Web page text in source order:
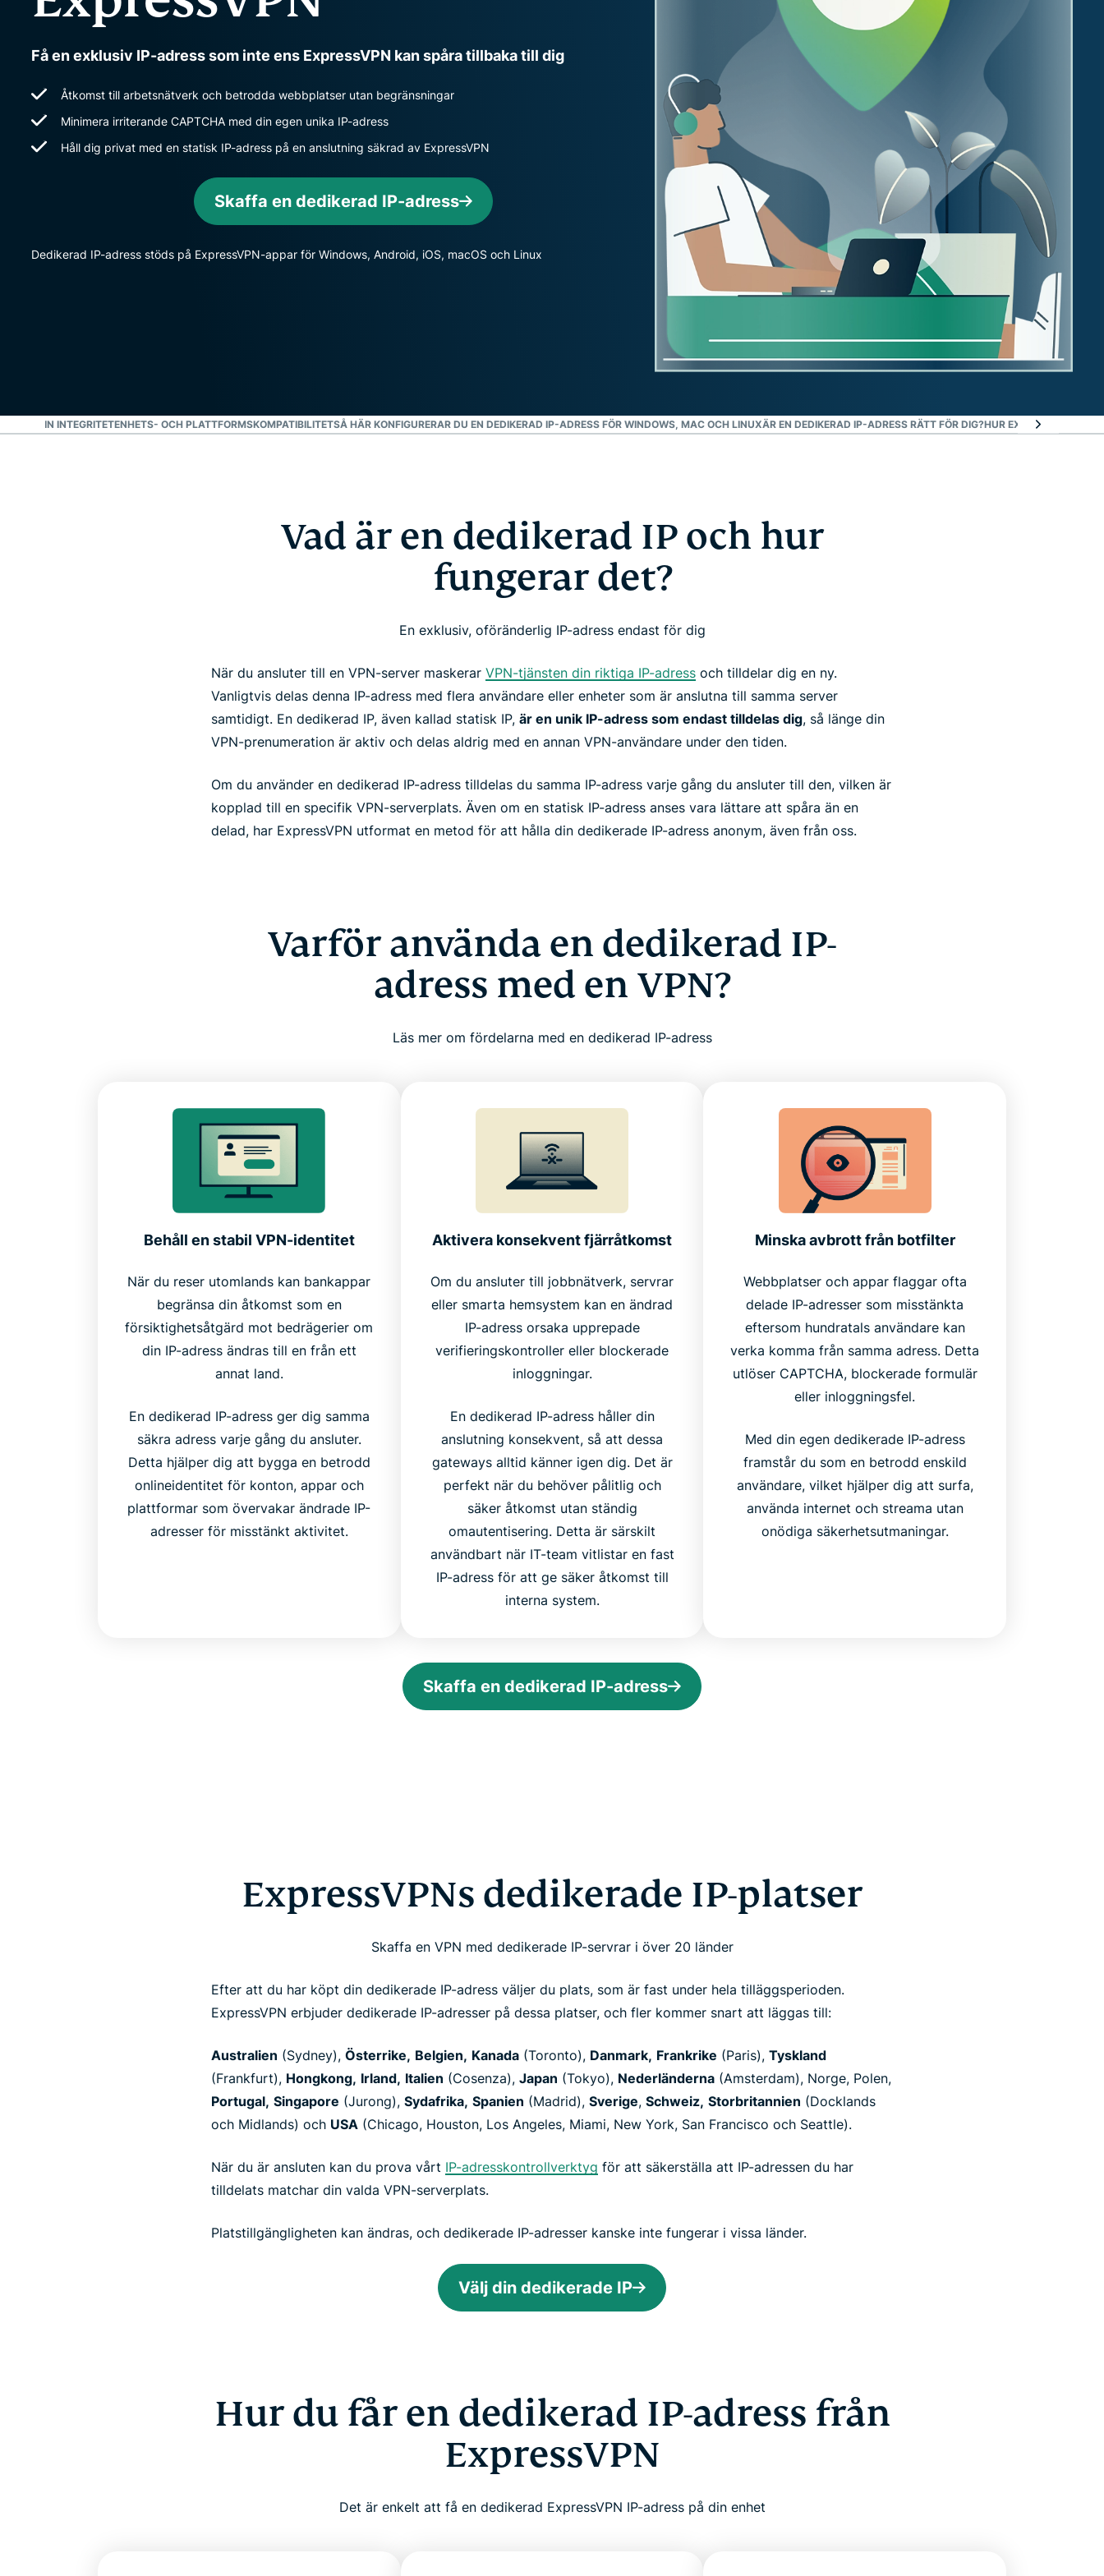
Kraftfull
och
Få en exklusiv IP-adress som inte ens ExpressVPN kan spåra tillbaka till dig
Åtkomst till arbetsnätverk och betrodda webbplatser utan begränsningar
Minimera irriterande CAPTCHA med din egen unika IP-adress
Håll dig privat med en statisk IP-adress på en anslutning säkrad av ExpressVPN
Skaffa en dedikerad IP-adress
Dedikerad IP-adress stöds på ExpressVPN-appar för Windows, Android, iOS, macOS och Linux
DIN INTEGRITETENHETS- OCH PLATTFORMSKOMPATIBILITETSÅ HÄR KONFIGURERAR DU EN DEDIKERAD IP-ADRESS FÖR WINDOWS, MAC OCH LINUXÄR EN DEDIKERAD IP-ADRESS RÄTT FÖR DIG?HUR EXPRESSVPN
Vad är en dedikerad IP och hur
fungerar det?
En exklusiv, oföränderlig IP-adress endast för dig
När du ansluter till en VPN-server maskerar VPN-tjänsten din riktiga IP-adress och tilldelar dig en ny.
Vanligtvis delas denna IP-adress med flera användare eller enheter som är anslutna till samma server
samtidigt. En dedikerad IP, även kallad statisk IP, är en unik IP-adress som endast tilldelas dig, så länge din
VPN-prenumeration är aktiv och delas aldrig med en annan VPN-användare under den tiden.
Om du använder en dedikerad IP-adress tilldelas du samma IP-adress varje gång du ansluter till den, vilken är
kopplad till en specifik VPN-serverplats. Även om en statisk IP-adress anses vara lättare att spåra än en
delad, har ExpressVPN utformat en metod för att hålla din dedikerade IP-adress anonym, även från oss.
Varför använda en dedikerad IP-
adress med en VPN?
Läs mer om fördelarna med en dedikerad IP-adress
Behåll en stabil VPN-identitet
När du reser utomlands kan bankappar
begränsa din åtkomst som en
försiktighetsåtgärd mot bedrägerier om
din IP-adress ändras till en från ett
annat land.
En dedikerad IP-adress ger dig samma
säkra adress varje gång du ansluter.
Detta hjälper dig att bygga en betrodd
onlineidentitet för konton, appar och
plattformar som övervakar ändrade IP-
adresser för misstänkt aktivitet.
Aktivera konsekvent fjärråtkomst
Om du ansluter till jobbnätverk, servrar
eller smarta hemsystem kan en ändrad
IP-adress orsaka upprepade
verifieringskontroller eller blockerade
inloggningar.
En dedikerad IP-adress håller din
anslutning konsekvent, så att dessa
gateways alltid känner igen dig. Det är
perfekt när du behöver pålitlig och
säker åtkomst utan ständig
omautentisering. Detta är särskilt
användbart när IT-team vitlistar en fast
IP-adress för att ge säker åtkomst till
interna system.
Minska avbrott från botfilter
Webbplatser och appar flaggar ofta
delade IP-adresser som misstänkta
eftersom hundratals användare kan
verka komma från samma adress. Detta
utlöser CAPTCHA, blockerade formulär
eller inloggningsfel.
Med din egen dedikerade IP-adress
framstår du som en betrodd enskild
användare, vilket hjälper dig att surfa,
använda internet och streama utan
onödiga säkerhetsutmaningar.
Skaffa en dedikerad IP-adress
ExpressVPNs dedikerade IP-platser
Skaffa en VPN med dedikerade IP-servrar i över 20 länder
Efter att du har köpt din dedikerade IP-adress väljer du plats, som är fast under hela tilläggsperioden.
ExpressVPN erbjuder dedikerade IP-adresser på dessa platser, och fler kommer snart att läggas till:
Australien (Sydney), Österrike, Belgien, Kanada (Toronto), Danmark, Frankrike (Paris), Tyskland
(Frankfurt), Hongkong, Irland, Italien (Cosenza), Japan (Tokyo), Nederländerna (Amsterdam), Norge, Polen,
Portugal, Singapore (Jurong), Sydafrika, Spanien (Madrid), Sverige, Schweiz, Storbritannien (Docklands
och Midlands) och USA (Chicago, Houston, Los Angeles, Miami, New York, San Francisco och Seattle).
När du är ansluten kan du prova vårt IP-adresskontrollverktyg för att säkerställa att IP-adressen du har
tilldelats matchar din valda VPN-serverplats.
Platstillgängligheten kan ändras, och dedikerade IP-adresser kanske inte fungerar i vissa länder.
Välj din dedikerade IP
Hur du får en dedikerad IP-adress från
ExpressVPN
Det är enkelt att få en dedikerad ExpressVPN IP-adress på din enhet